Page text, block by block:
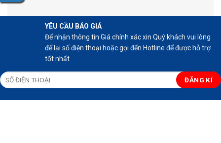
YÊU CẦU BÁO GIÁ
Để nhận thông tin Giá chính xác xin Quý khách vui lòng
để lại số điện thoại hoặc gọi đến Hotline để được hỗ trợ
tốt nhất